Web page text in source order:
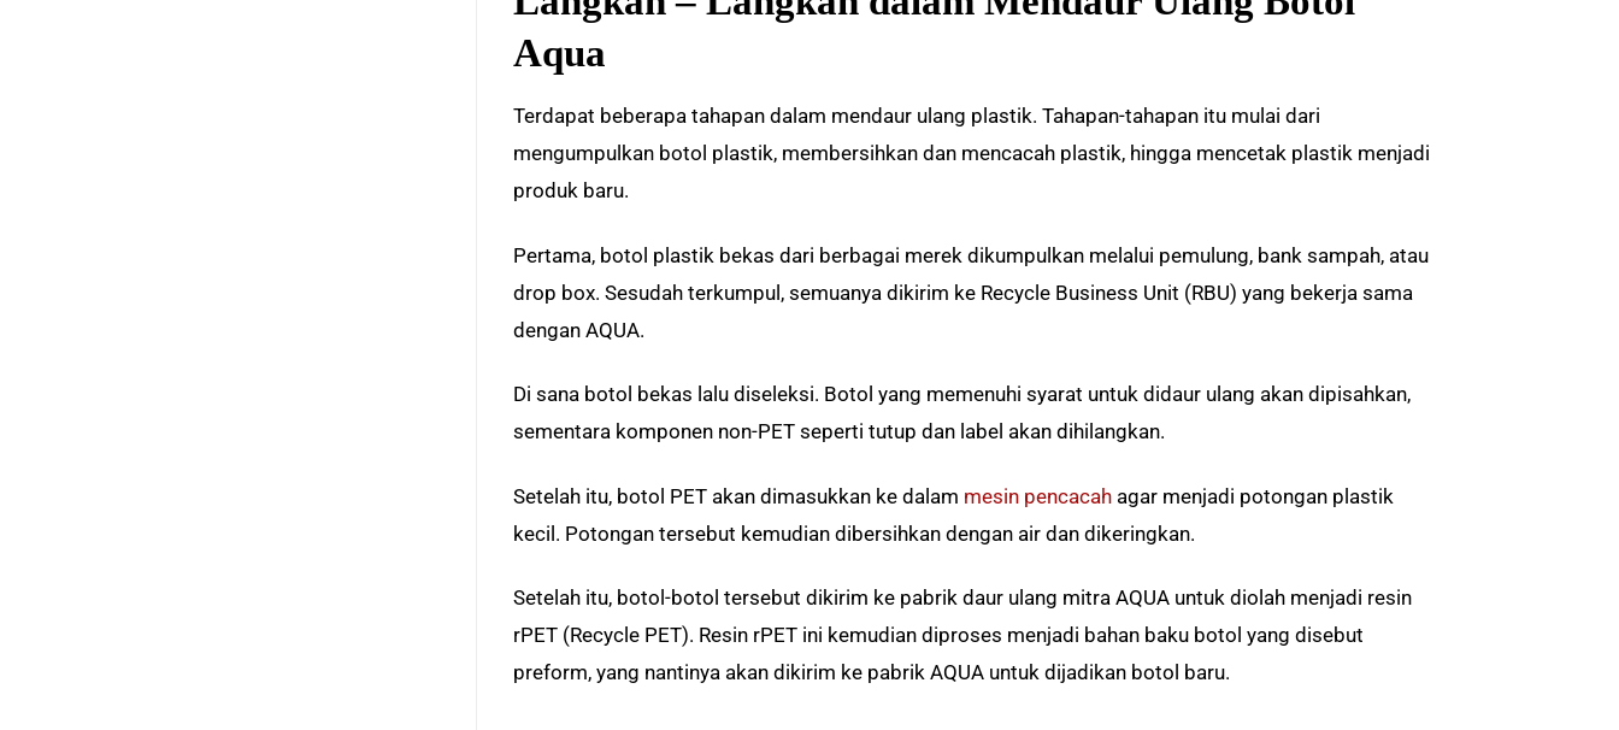
Aqua
Terdapat beberapa tahapan dalam mendaur ulang plastik. Tahapan-tahapan itu mulai dari
mengumpulkan botol plastik, membersihkan dan mencacah plastik, hingga mencetak plastik menjadi
produk baru.
Pertama, botol plastik bekas dari berbagai merek dikumpulkan melalui pemulung, bank sampah, atau
drop box. Sesudah terkumpul, semuanya dikirim ke Recycle Business Unit (RBU) yang bekerja sama
dengan AQUA.
Di sana botol bekas lalu diseleksi. Botol yang memenuhi syarat untuk didaur ulang akan dipisahkan,
sementara komponen non-PET seperti tutup dan label akan dihilangkan.
Setelah itu, botol PET akan dimasukkan ke dalam mesin pencacahagar menjadi potongan plastik
kecil. Potongan tersebut kemudian dibersihkan dengan air dan dikeringkan.
Setelah itu, botol-botol tersebut dikirim ke pabrik daur ulang mitra AQUA untuk diolah menjadi resin
rPET (Recycle PET). Resin rPET ini kemudian diproses menjadi bahan baku botol yang disebut
preform, yang nantinya akan dikirim ke pabrik AQUA untuk dijadikan botol baru.